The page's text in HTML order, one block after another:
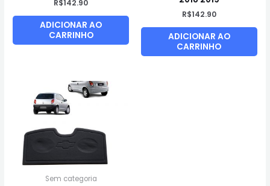
R$142.90
ADICIONAR AO
CARRINHO
R$142.90
ADICIONAR AO
CARRINHO
Sem categoria